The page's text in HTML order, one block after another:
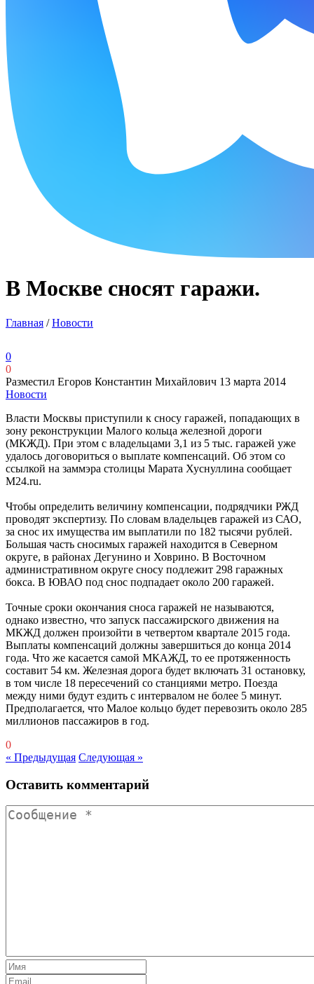
В Москве сносят гаражи.
Главная /Новости
0
0
Разместил Егоров Константин Михайлович 13 марта 2014
Новости
Власти Москвы приступили к сносу гаражей, попадающих в
зону реконструкции Малого кольца железной дороги
(МКЖД). При этом с владельцами 3,1 из 5 тыс. гаражей уже
удалось договориться о выплате компенсаций. Об этом со
ссылкой на заммэра столицы Марата Хуснуллина сообщает
M24.ru.
Чтобы определить величину компенсации, подрядчики РЖД
проводят экспертизу. По словам владельцев гаражей из САО,
за снос их имущества им выплатили по 182 тысячи рублей.
Большая часть сносимых гаражей находится в Северном
округе, в районах Дегунино и Ховрино. В Восточном
административном округе сносу подлежит 298 гаражных
бокса. В ЮВАО под снос подпадает около 200 гаражей.
Точные сроки окончания сноса гаражей не называются,
однако известно, что запуск пассажирского движения на
МКЖД должен произойти в четвертом квартале 2015 года.
Выплаты компенсаций должны завершиться до конца 2014
года. Что же касается самой МКАЖД, то ее протяженность
составит 54 км. Железная дорога будет включать 31 остановку,
в том числе 18 пересечений со станциями метро. Поезда
между ними будут ездить с интервалом не более 5 минут.
Предполагается, что Малое кольцо будет перевозить около 285
миллионов пассажиров в год.
0
« Предыдущая Следующая »
Оставить комментарий